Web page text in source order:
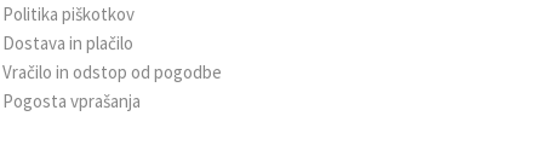
Politika piškotkov
Dostava in plačilo
Vračilo in odstop od pogodbe
Pogosta vprašanja